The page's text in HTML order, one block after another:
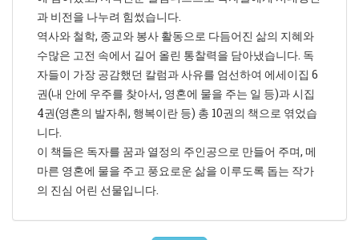
과 비전을 나누려 힘썼습니다.
역사와 철학, 종교와 봉사 활동으로 다듬어진 삶의 지혜와
수많은 고전 속에서 길어 올린 통찰력을 담아냈습니다. 독
자들이 가장 공감했던 칼럼과 사유를 엄선하여 에세이집 6
권(내 안에 우주를 찾아서, 영혼에 물을 주는 일 등)과 시집
4권(영혼의 발자취, 행복이란 등) 총 10권의 책으로 엮었습
니다.
이 책들은 독자를 꿈과 열정의 주인공으로 만들어 주며, 메
마른 영혼에 물을 주고 풍요로운 삶을 이루도록 돕는 작가
의 진심 어린 선물입니다.